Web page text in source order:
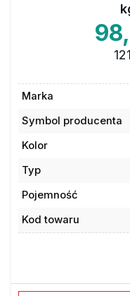
Marka
Symbol producenta
Kolor
Typ
Pojemność
Kod towaru